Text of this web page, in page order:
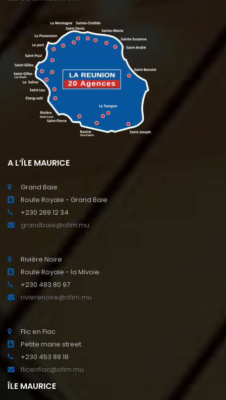
A L’ÎLE MAURICE
Grand Baie
Route Royale - Grand Baie
+230 269 12 34
grandbaie@ofim.mu
Rivière Noire
Route Royale - la Mivoie.
+230 483 80 97
rivierenoire@ofim.mu
Flic en Flac
Petite marie street
+230 453 89 18
flicenflac@ofim.mu
ÎLE MAURICE